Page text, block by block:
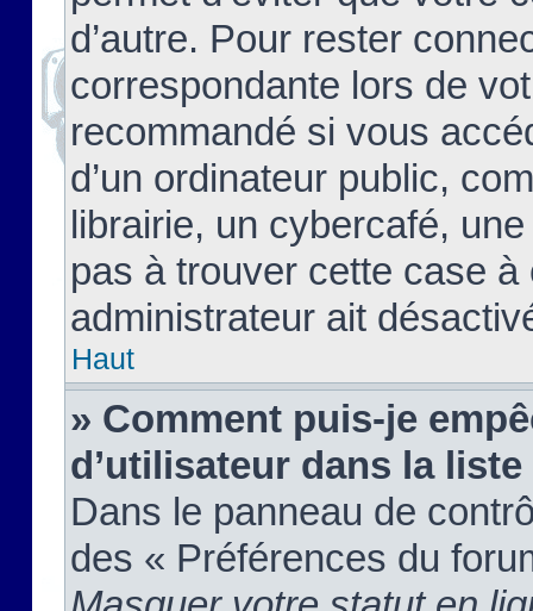
d’autre. Pour rester
correspondante lors de
recommandé si vous
d’un ordinateur public,
librairie, un cybercafé,
pas à trouver cette case à
administrateur ait
Haut
» Comment puis-je
d’utilisateur dans la
Dans le panneau de
des « Préférences du